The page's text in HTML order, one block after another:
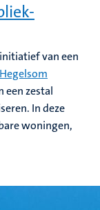
van een
een zestal
In deze
woningen,